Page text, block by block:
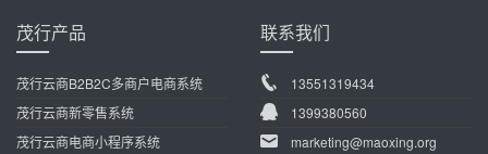
茂行产品
茂行云商B2B2C多商户电商系统
茂行云商新零售系统
茂行云商电商小程序系统
联系我们
13551319434
1399380560
marketing@maoxing.org